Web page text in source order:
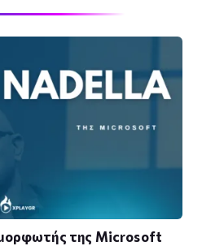
της Microsoft